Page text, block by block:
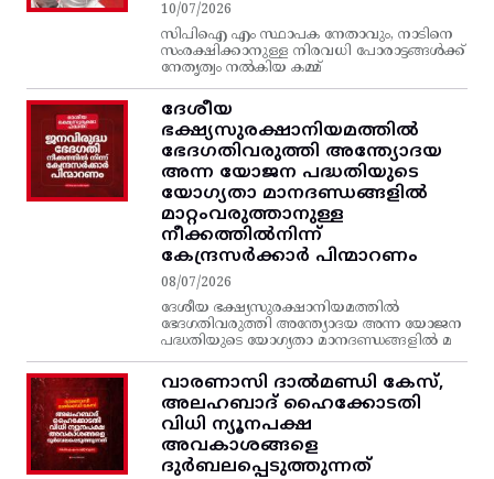
10/07/2026
സിപിഐ എം സ്ഥാപക നേതാവും, നാടിനെ
സംരക്ഷിക്കാനുള്ള നിരവധി പോരാട്ടങ്ങള്‍ക്ക്‌
നേതൃത്വം നല്‍കിയ കമ്മ്
ദേശീയ
ഭക്ഷ്യസുരക്ഷാനിയമത്തിൽ
ഭേദഗതിവരുത്തി അന്ത്യോദയ
അന്ന യോജന പദ്ധതിയുടെ
യോഗ്യതാ മാനദണ്ഡങ്ങളിൽ
മാറ്റംവരുത്താനുള്ള
നീക്കത്തിൽനിന്ന്‌
കേന്ദ്രസർക്കാർ പിന്മാറണം
08/07/2026
ദേശീയ ഭക്ഷ്യസുരക്ഷാനിയമത്തിൽ
ഭേദഗതിവരുത്തി അന്ത്യോദയ അന്ന യോജന
പദ്ധതിയുടെ യോഗ്യതാ മാനദണ്ഡങ്ങളിൽ മ
വാരണാസി ദാൽമണ്ഡി കേസ്,
അലഹബാദ് ഹൈക്കോടതി
വിധി ന്യൂനപക്ഷ
അവകാശങ്ങളെ
ദുർബലപ്പെടുത്തുന്നത്